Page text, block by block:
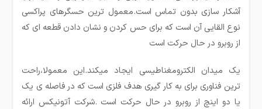
آشکار سازی بدون تماس است.معمول ترین حسگرهای پراکسی
نوع القایی آن است که برای حس کردن و نشان دادن قطعه ای که
از روبرو در حال حرکت است
یک میدان الکترومغناطیسی ایجاد میکند.این معمولا،راحت
ترین فناوری برای به کار گیری هدف فلزی است که در فاصله ی یک
یا دو اینچ از روبرو در حال حرکت است .شرکت آتونیکس ارائه